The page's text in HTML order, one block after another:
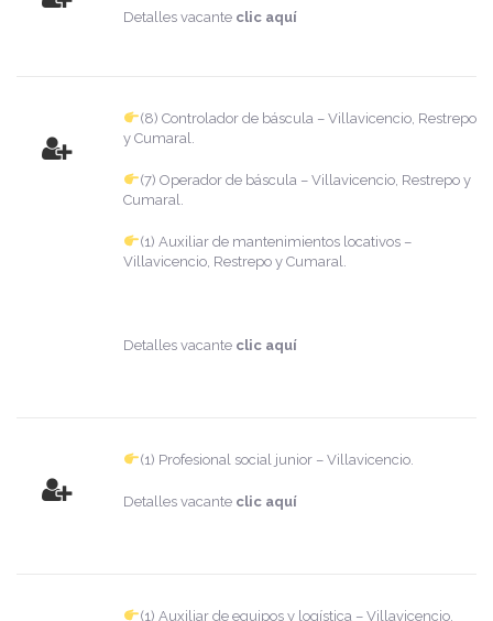
Detalles vacante clic aquí
(8) Controlador de báscula – Villavicencio, Restrepo
y Cumaral.
(7) Operador de báscula – Villavicencio, Restrepo y
Cumaral.
(1) Auxiliar de mantenimientos locativos –
Villavicencio, Restrepo y Cumaral.
Detalles vacante clic aquí
(1) Profesional social junior – Villavicencio.
Detalles vacante clic aquí
(1) Auxiliar de equipos y logística – Villavicencio.